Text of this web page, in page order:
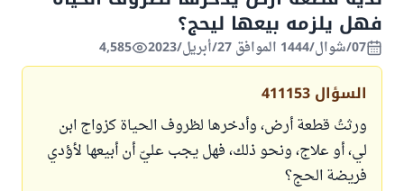
فهل يلزمه بيعها ليحج؟
07/شوال/1444 الموافق 27/أبريل/2023 4,585
السؤال 411153
ورثتُ قطعة أرض، وأدخرها لظروف الحياة كزواج ابن
لي، أو علاج، ونحو ذلك، فهل يجب عليّ أن أبيعها لأؤدي
فريضة الحج؟